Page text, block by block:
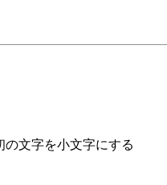
の文字を小文字にする